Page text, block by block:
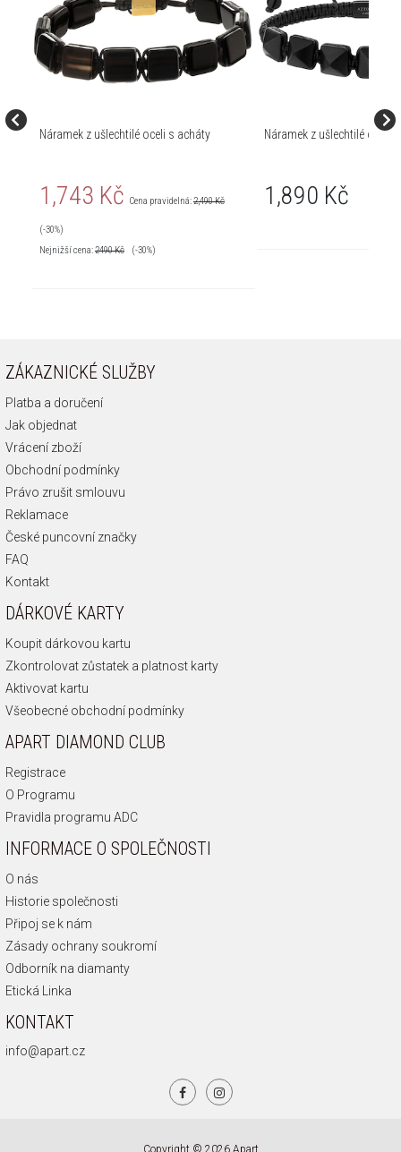
Náramek z ušlechtilé oceli s acháty
1,743 Kč Cena pravidelná:2,490 Kč
(-30%)
Nejnižší cena:2490Kč (-30%)
Náramek z ušlechtilé oceli
1,890 Kč
ZÁKAZNICKÉ SLUŽBY
Platba a doručení
Jak objednat
Vrácení zboží
Obchodní podmínky
Právo zrušit smlouvu
Reklamace
České puncovní značky
FAQ
Kontakt
DÁRKOVÉ KARTY
Koupit dárkovou kartu
Zkontrolovat zůstatek a platnost karty
Aktivovat kartu
Všeobecné obchodní podmínky
APART DIAMOND CLUB
Registrace
O Programu
Pravidla programu ADC
INFORMACE O SPOLEČNOSTI
O nás
Historie společnosti
Připoj se k nám
Zásady ochrany soukromí
Odborník na diamanty
Etická Linka
KONTAKT
info@apart.cz
Copyright © 2026 Apart